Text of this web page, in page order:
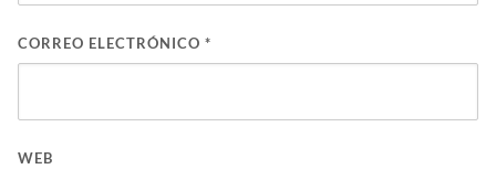
CORREO ELECTRÓNICO *
WEB